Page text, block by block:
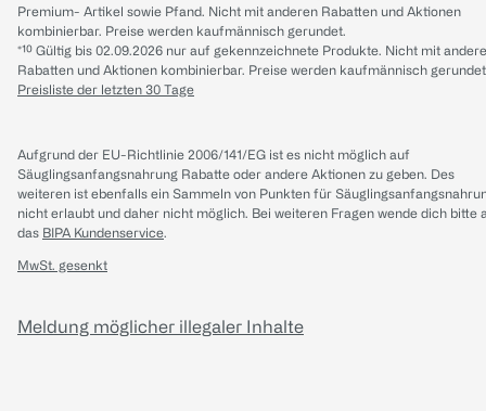
Premium- Artikel sowie Pfand. Nicht mit anderen Rabatten und Aktionen
kombinierbar. Preise werden kaufmännisch gerundet.
*¹⁰ Gültig bis 02.09.2026 nur auf gekennzeichnete Produkte. Nicht mit
Rabatten und Aktionen kombinierbar. Preise werden kaufmännisch
Preisliste der letzten 30 Tage
Aufgrund der EU-Richtlinie 2006/141/EG ist es nicht möglich auf
Säuglingsanfangsnahrung Rabatte oder andere Aktionen zu geben. Des
weiteren ist ebenfalls ein Sammeln von Punkten für
nicht erlaubt und daher nicht möglich. Bei weiteren Fragen wende dich bitte
das BIPA Kundenservice.
MwSt. gesenkt
Meldung möglicher illegaler Inhalte